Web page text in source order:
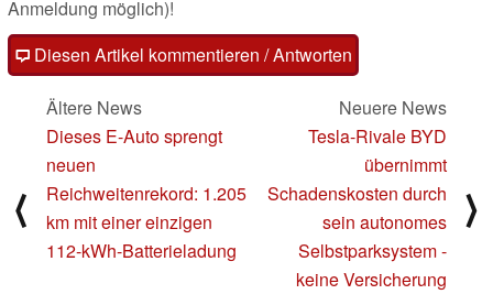
Anmeldung möglich)!
Diesen Artikel kommentieren / Antworten
⟨
Ältere News
Dieses E-Auto sprengt
neuen
Reichweitenrekord: 1.205
km mit einer einzigen
112-kWh-Batterieladung
Neuere News
Tesla-Rivale BYD
übernimmt
Schadenskosten durch
sein autonomes
Selbstparksystem -
keine Versicherung
⟩